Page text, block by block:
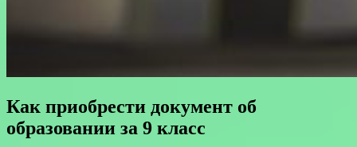
Как приобрести документ об
образовании за 9 класс